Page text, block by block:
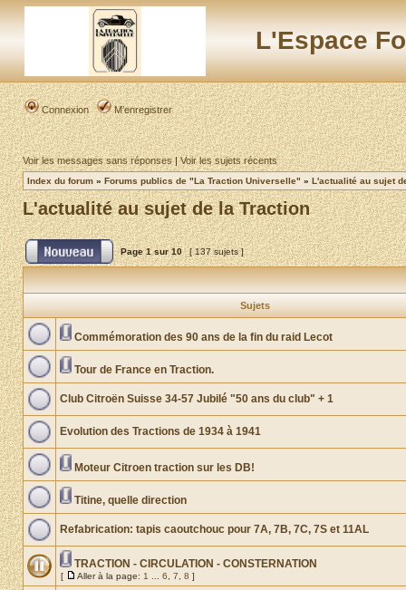
L'Espace
Connexion M’enregistrer
Voir les messages sans réponses|Voir les sujets récents
Index du forum » Forums publics de "La Traction Universelle" » L'actualité au sujet
L'actualité au sujet de la Traction
Page1sur10 [ 137 sujets ]
Sujets
Commémoration des 90 ans de la fin du raid Lecot
Tour de France en Traction.
Club Citroën Suisse 34-57 Jubilé "50 ans du club" + 1
Evolution des Tractions de 1934 à 1941
Moteur Citroen traction sur les DB!
Titine, quelle direction
Refabrication: tapis caoutchouc pour 7A, 7B, 7C, 7S et 11AL
TRACTION - CIRCULATION - CONSTERNATION
[ Aller à la page: 1 6 7 8 ]